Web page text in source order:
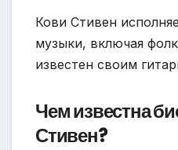
Кови Стивен
музыки, включая
известен своим
Чем известна
Стивен?